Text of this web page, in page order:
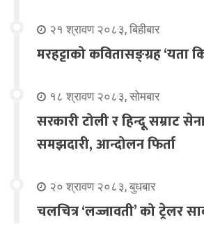
२१ श्रावण २०८३, बिहीबार
मरहट्टाको कवितासङ्ग्रह ‘यता
१८ श्रावण २०८३, सोमबार
सरकारी टोली र हिन्दू सम्राट
समझदारी, आन्दोलन फिर्ता
२० श्रावण २०८३, बुधबार
चलचित्र ‘लज्जावती’ को ट्रेलर